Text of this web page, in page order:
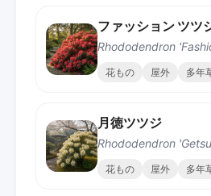
ファッション ツツ
Rhododendron
花もの 屋外 多年
月徳ツツジ
Rhododendron
花もの 屋外 多年